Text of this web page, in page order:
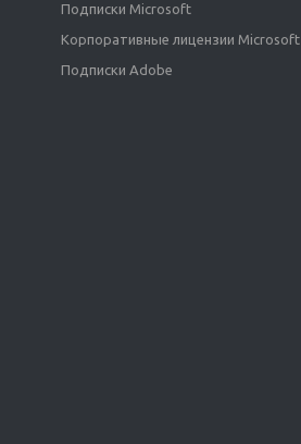
Подписки Microsoft
Корпоративные лицензии Microsoft
Подписки Adobe